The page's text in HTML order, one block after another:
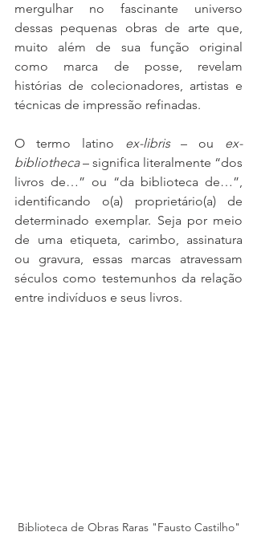
mergulhar no fascinante universo
dessas pequenas obras de arte que,
muito além de sua função original
como marca de posse, revelam
histórias de colecionadores, artistas e
técnicas de impressão refinadas.
O termo latino ex-libris – ou ex-
bibliotheca – significa literalmente “dos
livros de…” ou “da biblioteca de…”,
identificando o(a) proprietário(a) de
determinado exemplar. Seja por meio
de uma etiqueta, carimbo, assinatura
ou gravura, essas marcas atravessam
séculos como testemunhos da relação
entre indivíduos e seus livros.
Biblioteca de Obras Raras "Fausto Castilho"